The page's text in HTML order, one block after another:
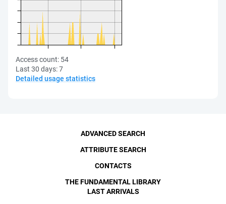
Access count: 54
Last 30 days:7
Detailed usage statistics
ADVANCED SEARCH
ATTRIBUTE SEARCH
CONTACTS
THE FUNDAMENTAL LIBRARY
LAST ARRIVALS